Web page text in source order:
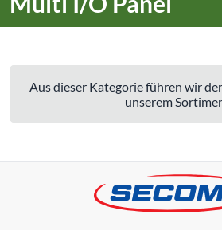
Aus dieser Kategorie führen wir
unserem